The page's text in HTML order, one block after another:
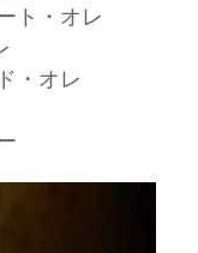
ト・オレ
・オレ